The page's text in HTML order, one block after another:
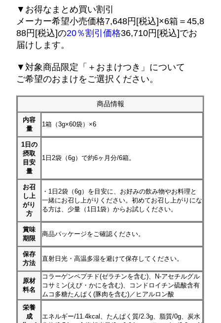
▼お得なまとめ買い割引
メーカー希望小売価格7,648円[税込]×6箱＝45,8
88円[税込]の20％割引価格36,710円[税込]でお
届けします。
▼対象商品限定「＋おまけつき」について
ご希望のおまけをご選択ください。
商品情報
内容
量
1箱（3g×60袋）×6
1日の
摂取
目安
量
1日2袋（6g）で約6ヶ月分/6箱。
お召
し上
がり
方
・1日2袋（6g）を目安に、お好みの飲み物やお料理と
一緒にお召し上がりください。初めてお召し上がりにな
る方は、少量（1日1袋）からお試しください。
賞味
期限
商品パッケージをご確認ください。
保存
方法
直射日光・高温多湿を避けて保存してください。
原材
料名
コラーゲンペプチド(ゼラチンを含む)、N-アセチルグル
コサミン(えび・かにを含む)、コンドロイチン硫酸含有
ムコ多糖たんぱく(豚肉を含む)／ヒアルロン酸
栄養
成
エネルギー/11.4kcal、たんぱく質/2.3g、脂質/0g、炭水